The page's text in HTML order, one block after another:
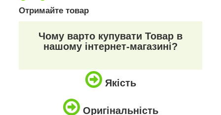
Отримайте товар
Чому варто купувати Товар в
нашому інтернет-магазині?
Якість
Оригінальність